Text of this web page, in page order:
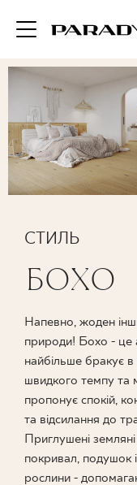
ДЛЯ
БОХО
СТИЛЬ
Напевно, жоден
природи! Бохо - це
найбільше бракує в
швидкого темпу та
пропонує спокій,
та відсилання до
Приглушені земляні
покривал, подушок
рослини -